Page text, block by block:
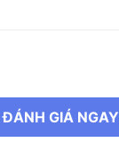
ĐÁNH GIÁ NGAY